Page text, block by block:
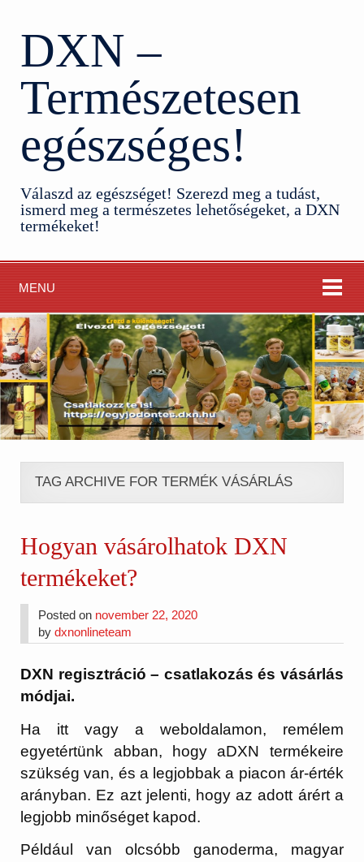
DXN –
Természetesen
egészséges!
Válaszd az egészséget! Szerezd meg a tudást,
ismerd meg a természetes lehetőségeket, a DXN
termékeket!
MENU
TAG ARCHIVE FOR TERMÉK VÁSÁRLÁS
Hogyan vásárolhatok DXN
termékeket?
Posted on november 22, 2020
bydxnonlineteam
DXN regisztráció – csatlakozás és vásárlás
módjai.
Ha itt vagy a weboldalamon, remélem
egyetértünk abban, hogy aDXN termékeire
szükség van, és a legjobbak a piacon ár-érték
arányban. Ez azt jelenti, hogy az adott árért a
legjobb minőséget kapod.
Például van olcsóbb ganoderma, magyar